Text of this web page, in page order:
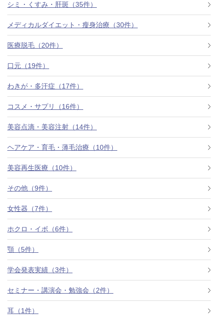
初めての方へ
お悩みで探す
医師紹介
アクセス
西梅田から徒歩2分
ついて
よくあるご質問
美容ブログ
シミ・くすみ・肝斑（35件）
メディカルダイエット・瘦身治療（30件）
医療脱毛（20件）
口元（19件）
わきが・多汗症（17件）
コスメ・サプリ（16件）
美容点滴・美容注射（14件）
ヘアケア・育毛・薄毛治療（10件）
美容再生医療（10件）
その他（9件）
女性器（7件）
ホクロ・イボ（6件）
顎（5件）
学会発表実績（3件）
セミナー・講演会・勉強会（2件）
耳（1件）